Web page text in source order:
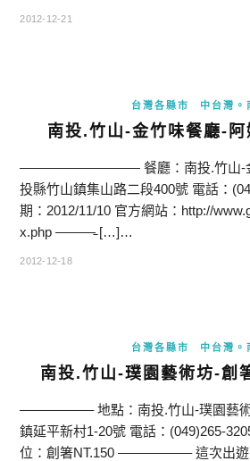
2012-12-21
台灣各縣市 中台灣。
南投.竹山-金竹味餐廳-
————————— 餐廳：南投.竹山-金
投縣竹山鎮集山路二段400號 電話：
期：2012/11/10 官方網站：http://
x.php ———̵ […]…
2012-12-18
台灣各縣市 中台灣。
南投.竹山-璞園藝術坊-創
—————– 地點：南投.竹山-璞園藝術
鎮延平新村1-20號 電話：(049)265-
位：創箸NT.150 —————– 這次出遊